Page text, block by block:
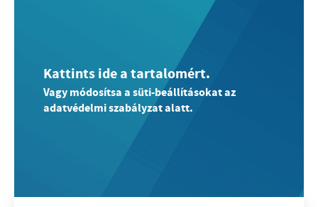
Kattints ide a tartalomért.
Vagy módosítsa a süti-beállításokat az
adatvédelmi szabályzat alatt.